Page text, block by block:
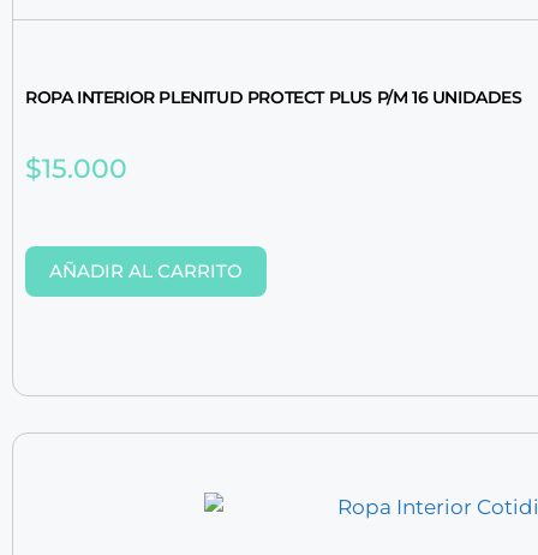
ROPA INTERIOR PLENITUD PROTECT PLUS P/M 16 UNIDADES
$15.000
AÑADIR AL CARRITO